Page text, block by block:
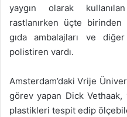
yaygın olarak
rastlanırken üçte birinden
gıda ambalajları ve
polistiren vardı.
Amsterdam’daki Vrije
görev yapan Dick
plastikleri tespit edip